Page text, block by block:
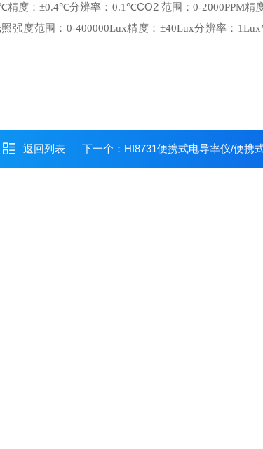
精度：±0.4℃分辨率： 0.1℃CO2 范围：0-2000PPM精
强度范围： 0-400000Lux精度： ±40Lux分辨率： 1Lux
返回列表 下一个： HI8731便携式电导率仪/便携式电导率/哈纳